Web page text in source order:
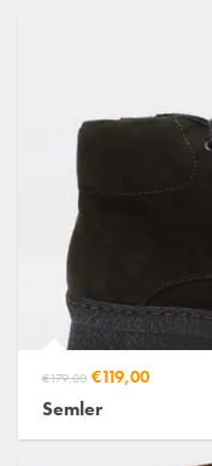
€179,00 €119,00
Semler